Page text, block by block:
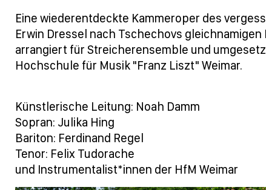
Eine wiederentdeckte Kammeroper des
Erwin Dressel nach Tschechovs gleichnamigen
arrangiert für Streicherensemble und
Hochschule für Musik "Franz Liszt" Weimar.
Künstlerische Leitung: Noah Damm
Sopran: Julika Hing
Bariton: Ferdinand Regel
Tenor: Felix Tudorache
und Instrumentalist*innen der HfM Weimar